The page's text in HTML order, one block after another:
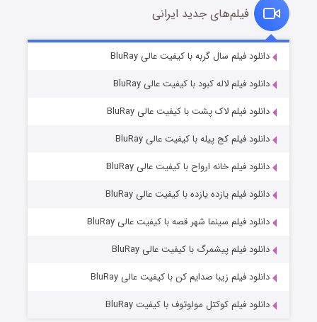
قسمت۲ (زیرنویس) منتشر شد
فیلم‌های جدید ایرانی
دانلود فیلم سال گربه با کیفیت عالی BluRay
دانلود فیلم لاله کبود با کیفیت عالی BluRay
دانلود فیلم لاک پشت با کیفیت عالی BluRay
دانلود فیلم کج‌ پیله با کیفیت عالی BluRay
دانلود فیلم خانه ارواح با کیفیت عالی BluRay
دانلود فیلم یازده یازده با کیفیت عالی BluRay
دانلود فیلم سینما شهر قصه با کیفیت عالی BluRay
دانلود فیلم پیشمرگ با کیفیت عالی BluRay
دانلود فیلم زیبا صدایم کن با کیفیت عالی BluRay
دانلود فیلم کوکتل مولوتوف با کیفیت BluRay